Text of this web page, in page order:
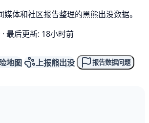
体和社区报告整理的黑熊出没数据。
· 最后更新: 18小时前
地图 上报熊出没 报告数据问题